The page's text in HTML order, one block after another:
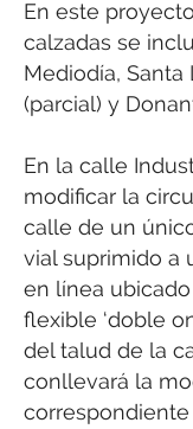
En este
calzadas se
Mediodía, Santa
(parcial) y
En la calle
modificar la
calle de un
vial suprimido a
en línea
flexible ‘doble
del talud de la
conllevará la